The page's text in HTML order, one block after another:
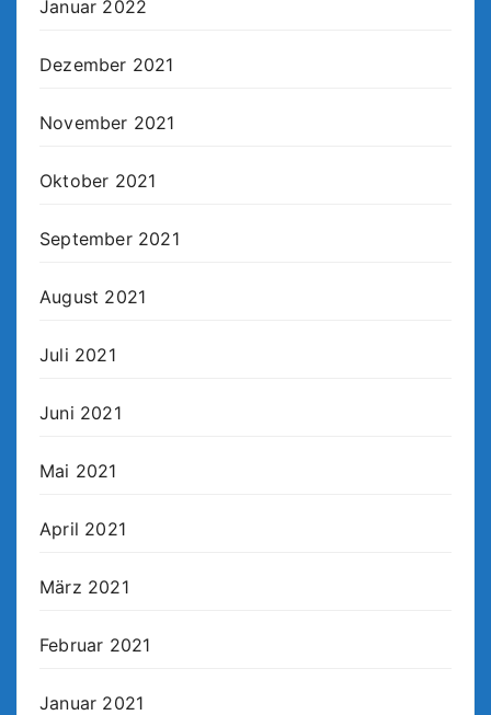
Januar 2022
Dezember 2021
November 2021
Oktober 2021
September 2021
August 2021
Juli 2021
Juni 2021
Mai 2021
April 2021
März 2021
Februar 2021
Januar 2021